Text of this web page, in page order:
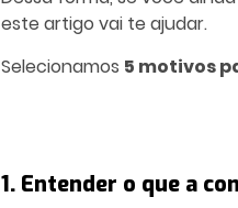
este artigo vai te ajudar.
Selecionamos 5 motivos
1. Entender o que a